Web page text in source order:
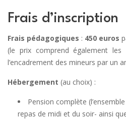
Frais d’inscription
Frais pédagogiques : 450 euros
(le prix comprend également les
l’encadrement des mineurs par un
Hébergement (au choix) :
Pension complète
repas de midi et du soir- ainsi